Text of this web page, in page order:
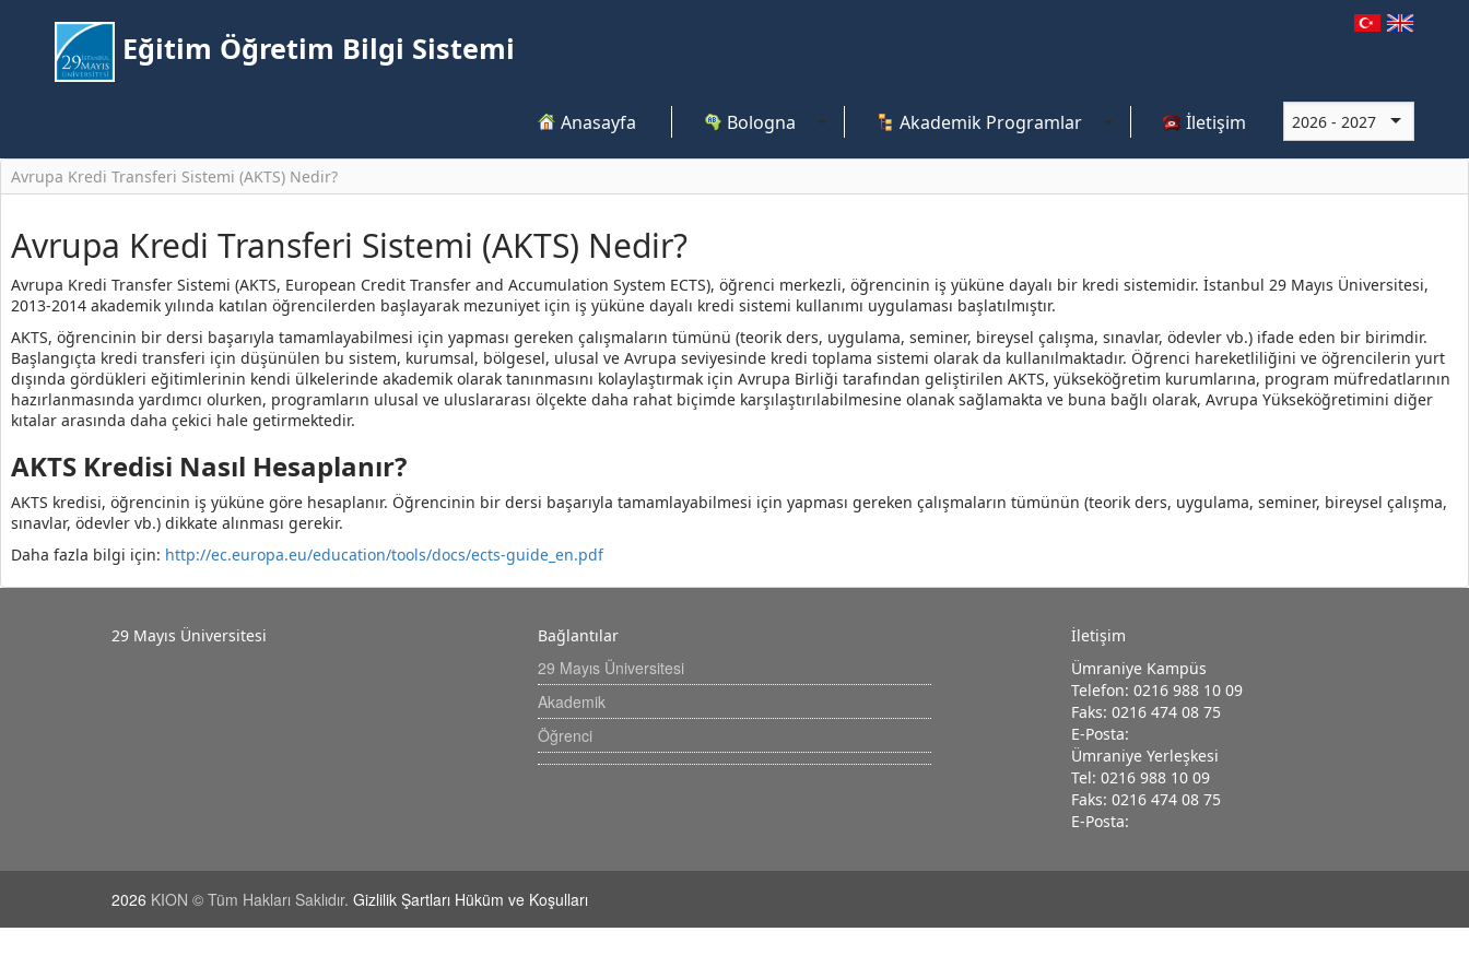
Eğitim Öğretim Bilgi Sistemi
Anasayfa Bologna Akademik Programlar İletişim
Avrupa Kredi Transferi Sistemi (AKTS) Nedir?
Avrupa Kredi Transferi Sistemi (AKTS) Nedir?
Avrupa Kredi Transfer Sistemi (AKTS, European Credit Transfer and Accumulation System ECTS), öğrenci merkezli, öğrencinin iş yüküne dayalı bir kredi sistemidir. İstanbul 29 Mayıs Üniversitesi,
2013-2014 akademik yılında katılan öğrencilerden başlayarak mezuniyet için iş yüküne dayalı kredi sistemi kullanımı uygulaması başlatılmıştır.
AKTS, öğrencinin bir dersi başarıyla tamamlayabilmesi için yapması gereken çalışmaların tümünü (teorik ders, uygulama, seminer, bireysel çalışma, sınavlar, ödevler vb.) ifade eden bir birimdir.
Başlangıçta kredi transferi için düşünülen bu sistem, kurumsal, bölgesel, ulusal ve Avrupa seviyesinde kredi toplama sistemi olarak da kullanılmaktadır. Öğrenci hareketliliğini ve öğrencilerin yurt
dışında gördükleri eğitimlerinin kendi ülkelerinde akademik olarak tanınmasını kolaylaştırmak için Avrupa Birliği tarafından geliştirilen AKTS, yükseköğretim kurumlarına, program müfredatlarının
hazırlanmasında yardımcı olurken, programların ulusal ve uluslararası ölçekte daha rahat biçimde karşılaştırılabilmesine olanak sağlamakta ve buna bağlı olarak, Avrupa Yükseköğretimini diğer
kıtalar arasında daha çekici hale getirmektedir.
AKTS Kredisi Nasıl Hesaplanır?
AKTS kredisi, öğrencinin iş yüküne göre hesaplanır. Öğrencinin bir dersi başarıyla tamamlayabilmesi için yapması gereken çalışmaların tümünün (teorik ders, uygulama, seminer, bireysel çalışma,
sınavlar, ödevler vb.) dikkate alınması gerekir.
Daha fazla bilgi için: http://ec.europa.eu/education/tools/docs/ects-guide_en.pdf
29 Mayıs Üniversitesi Bağlantılar
29 Mayıs Üniversitesi
Akademik
Öğrenci
İletişim
Ümraniye Kampüs
Telefon: 0216 988 10 09
Faks: 0216 474 08 75
E-Posta:
Ümraniye Yerleşkesi
Tel: 0216 988 10 09
Faks: 0216 474 08 75
E-Posta:
2026 KION © Tüm Hakları Saklıdır. Gizlilik Şartları Hüküm ve Koşulları